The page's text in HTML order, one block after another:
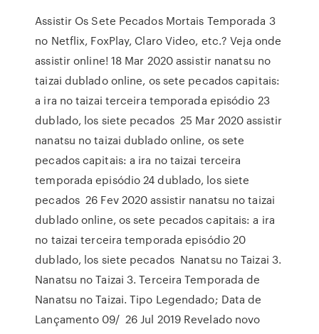
Assistir Os Sete Pecados Mortais Temporada 3
no Netflix, FoxPlay, Claro Video, etc.? Veja onde
assistir online! 18 Mar 2020 assistir nanatsu no
taizai dublado online, os sete pecados capitais:
a ira no taizai terceira temporada episódio 23
dublado, los siete pecados 25 Mar 2020 assistir
nanatsu no taizai dublado online, os sete
pecados capitais: a ira no taizai terceira
temporada episódio 24 dublado, los siete
pecados 26 Fev 2020 assistir nanatsu no taizai
dublado online, os sete pecados capitais: a ira
no taizai terceira temporada episódio 20
dublado, los siete pecados Nanatsu no Taizai 3.
Nanatsu no Taizai 3. Terceira Temporada de
Nanatsu no Taizai. Tipo Legendado; Data de
Lançamento 09/ 26 Jul 2019 Revelado novo